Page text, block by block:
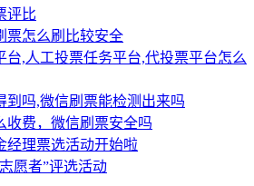
评比
票怎么刷比较安全
台,人工投票任务平台,代投票平台怎么
到吗,微信刷票能检测出来吗
收费，微信刷票安全吗
经理票选活动开始啦
愿者”评选活动